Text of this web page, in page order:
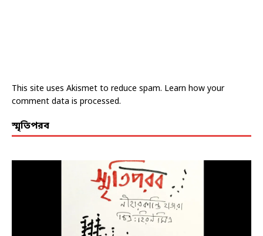
This site uses Akismet to reduce spam. Learn how your
comment data is processed.
স্মৃতিপরব